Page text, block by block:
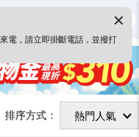
電，請立即掛斷電話，並撥打
✕
排序方式：